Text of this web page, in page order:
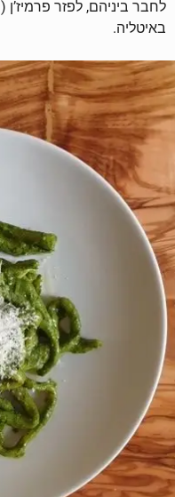
לחבר ביניהם, לפזר
באיטליה.